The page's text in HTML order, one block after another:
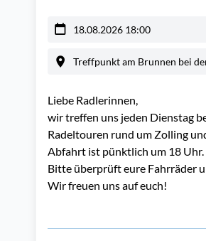
18.08.2026 18:00
Treffpunkt am Brunnen bei
Liebe Radlerinnen,
wir treffen uns jeden Dienstag
Radeltouren rund um Zolling
Abfahrt ist pünktlich um 18 Uhr.
Bitte überprüft eure Fahrräder
Wir freuen uns auf euch!